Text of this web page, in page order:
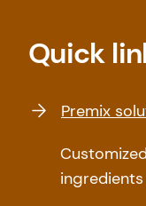
Quick
Premix